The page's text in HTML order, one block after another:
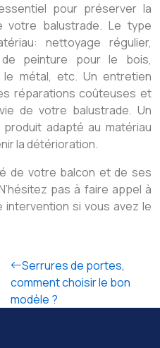
pour préserver la
votre balustrade. Le type
nettoyage régulier,
peinture pour le bois,
métal, etc. Un entretien
réparations coûteuses et
de votre balustrade. Un
adapté au matériau
la détérioration.
de votre balcon et de ses
pas à faire appel à
si vous avez le
Serrures de portes,
comment choisir le bon
modèle ?